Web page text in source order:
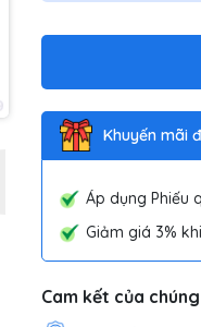
Khuyến mãi
Áp dụng Phiếu
Giảm giá 3%
Cam kết của